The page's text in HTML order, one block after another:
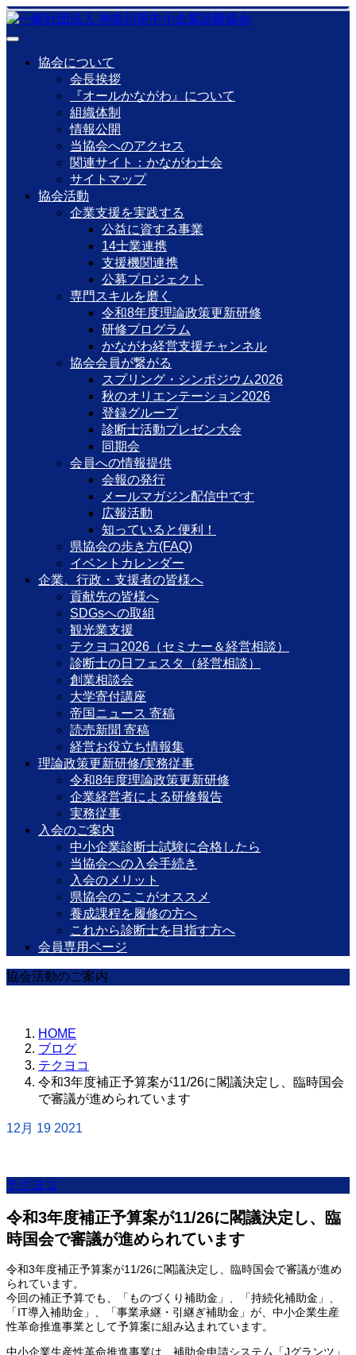
協会について
会長挨拶
『オールかながわ』について
組織体制
情報公開
当協会へのアクセス
関連サイト：かながわ士会
サイトマップ
協会活動
企業支援を実践する
公益に資する事業
14士業連携
支援機関連携
公募プロジェクト
専門スキルを磨く
令和8年度理論政策更新研修
研修プログラム
かながわ経営支援チャンネル
協会会員が繋がる
スプリング・シンポジウム2026
秋のオリエンテーション2026
登録グループ
診断士活動プレゼン大会
同期会
会員への情報提供
会報の発行
メールマガジン配信中です
広報活動
知っていると便利！
県協会の歩き方(FAQ)
イベントカレンダー
企業、行政・支援者の皆様へ
貢献先の皆様へ
SDGsへの取組
観光業支援
テクヨコ2026（セミナー＆経営相談）
診断士の日フェスタ（経営相談）
創業相談会
大学寄付講座
帝国ニュース 寄稿
読売新聞 寄稿
経営お役立ち情報集
理論政策更新研修/実務従事
令和8年度理論政策更新研修
企業経営者による研修報告
実務従事
入会のご案内
中小企業診断士試験に合格したら
当協会への入会手続き
入会のメリット
県協会のここがオススメ
養成課程を履修の方へ
これから診断士を目指す方へ
会員専用ページ
協会活動のご案内
HOME
ブログ
テクヨコ
令和3年度補正予算案が11/26に閣議決定し、臨時国会
で審議が進められています
12月 19 2021
テクヨコ
令和3年度補正予算案が11/26に閣議決定し、臨
時国会で審議が進められています
令和3年度補正予算案が11/26に閣議決定し、臨時国会で審議が進め
られています。
今回の補正予算でも、「ものづくり補助金」、「持続化補助金」、
「IT導入補助金」、「事業承継・引継ぎ補助金」が、中小企業生産
性革命推進事業として予算案に組み込まれています。
中小企業生産性革命推進事業は、補助金申請システム「Jグランツ」